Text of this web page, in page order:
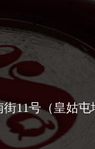
11号（皇姑